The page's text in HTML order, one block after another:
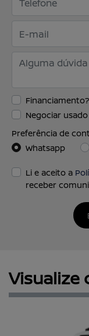
Financiamento?
Negociar usado
Preferência de
Whatsapp
Li e aceito a
receber
Visualize